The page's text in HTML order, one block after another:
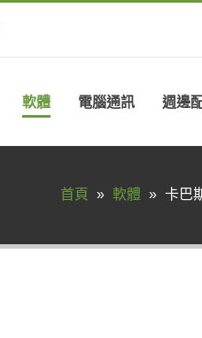
軟體 電腦通訊 週邊
首頁 » 軟體 » 卡巴